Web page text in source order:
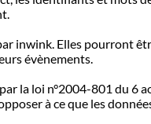
inwink. Elles pourront
évènements.
la loi n°2004-801 du 6
à ce que les